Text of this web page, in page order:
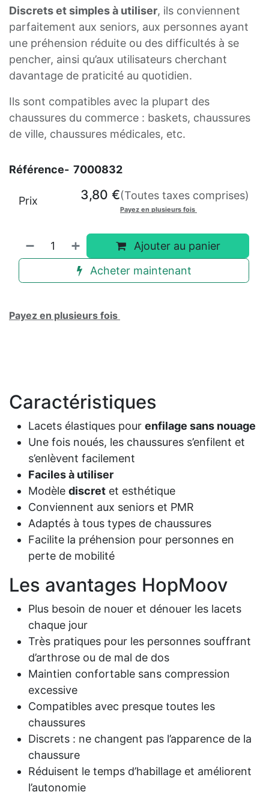
Discrets et simples à utiliser, ils conviennent
parfaitement aux seniors, aux personnes ayant
une préhension réduite ou des difficultés à se
pencher, ainsi qu’aux utilisateurs cherchant
davantage de praticité au quotidien.
Ils sont compatibles avec la plupart des
chaussures du commerce : baskets, chaussures
de ville, chaussures médicales, etc.
Référence- 7000832
Ajouter au panier
Acheter maintenant
Prix 3,80 €(Toutes taxes comprises)
Payez en plusieurs fois
Payez en plusieurs fois
Caractéristiques
Lacets élastiques pour enfilage sans nouage
Une fois noués, les chaussures s’enfilent et
s’enlèvent facilement
Faciles à utiliser
Modèle discret et esthétique
Conviennent aux seniors et PMR
Adaptés à tous types de chaussures
Facilite la préhension pour personnes en
perte de mobilité
Les avantages HopMoov
Plus besoin de nouer et dénouer les lacets
chaque jour
Très pratiques pour les personnes souffrant
d’arthrose ou de mal de dos
Maintien confortable sans compression
excessive
Compatibles avec presque toutes les
chaussures
Discrets : ne changent pas l’apparence de la
chaussure
Réduisent le temps d’habillage et améliorent
l’autonomie